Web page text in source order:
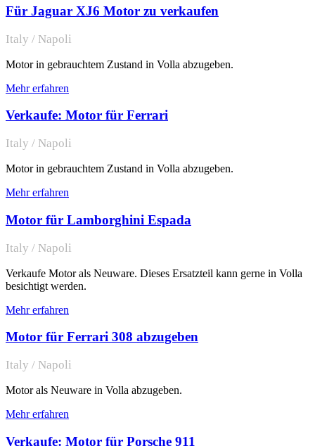
Für Jaguar XJ6 Motor zu verkaufen
Italy / Napoli
Motor in gebrauchtem Zustand in Volla abzugeben.
Mehr erfahren
Verkaufe: Motor für Ferrari
Italy / Napoli
Motor in gebrauchtem Zustand in Volla abzugeben.
Mehr erfahren
Motor für Lamborghini Espada
Italy / Napoli
Verkaufe Motor als Neuware. Dieses Ersatzteil kann gerne in Volla
besichtigt werden.
Mehr erfahren
Motor für Ferrari 308 abzugeben
Italy / Napoli
Motor als Neuware in Volla abzugeben.
Mehr erfahren
Verkaufe: Motor für Porsche 911